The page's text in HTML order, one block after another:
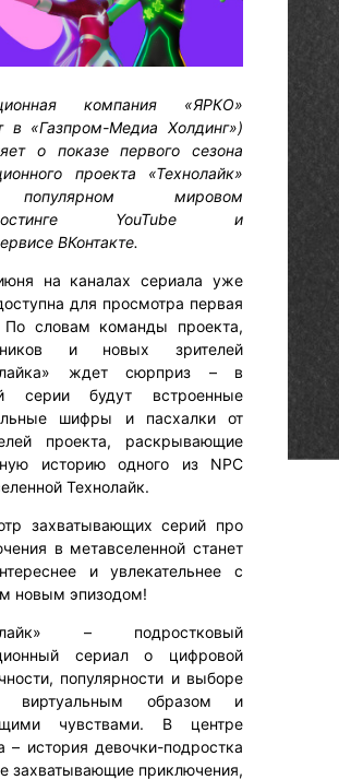
компания «ЯРКО»
в «Газпром-Медиа Холдинг»)
о показе первого сезона
проекта «Технолайк»
мировом
YouTube и
ВКонтакте.
на каналах сериала уже
для просмотра первая
По словам команды проекта,
и новых зрителей
ждет сюрприз – в
серии будут встроенные
шифры и пасхалки от
проекта, раскрывающие
историю одного из NPC
Технолайк.
захватывающих серий про
в метавселенной станет
и увлекательнее с
новым эпизодом!
– подростковый
сериал о цифровой
популярности и выборе
виртуальным образом и
чувствами. В центре
– история девочки-подростка
захватывающие приключения,